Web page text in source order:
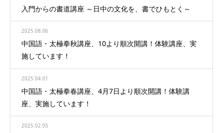
入門からの書道講座 ～日中の文化を、書でひもとく～
2025.08.06
中国語・太極拳秋講座、10より順次開講！体験講座、実
施しています！
2025.04.01
中国語・太極拳春講座、4月7日より順次開講！体験講
座、実施しています！
2025.02.05